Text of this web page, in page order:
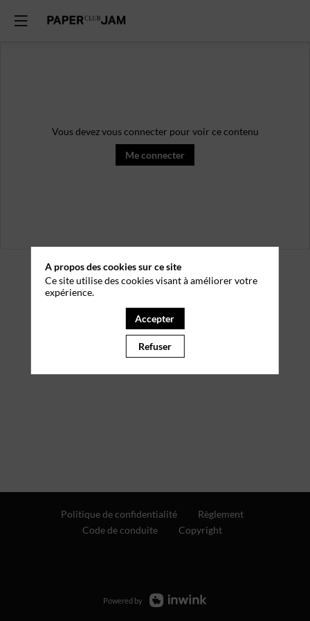
Vous devez vous connecter pour voir ce contenu
Me connecter
Politique de confidentialité
Règlement
Code de conduite
Copyright
Powered by
A propos des cookies sur ce site
Ce site utilise des cookies visant à améliorer votre
expérience.
Accepter
Refuser